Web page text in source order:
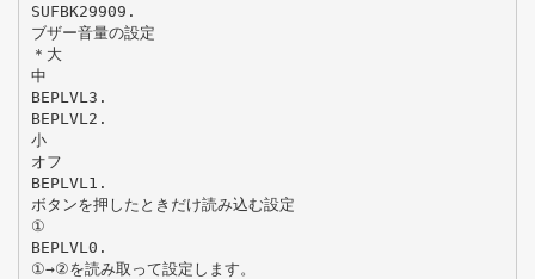
SUFBK29909.
ブザー音量の設定
＊大
中
BEPLVL3.
BEPLVL2.
小
オフ
BEPLVL1.
ボタンを押したときだけ読み込む設定
①
BEPLVL0.
①→②を読み取って設定します。